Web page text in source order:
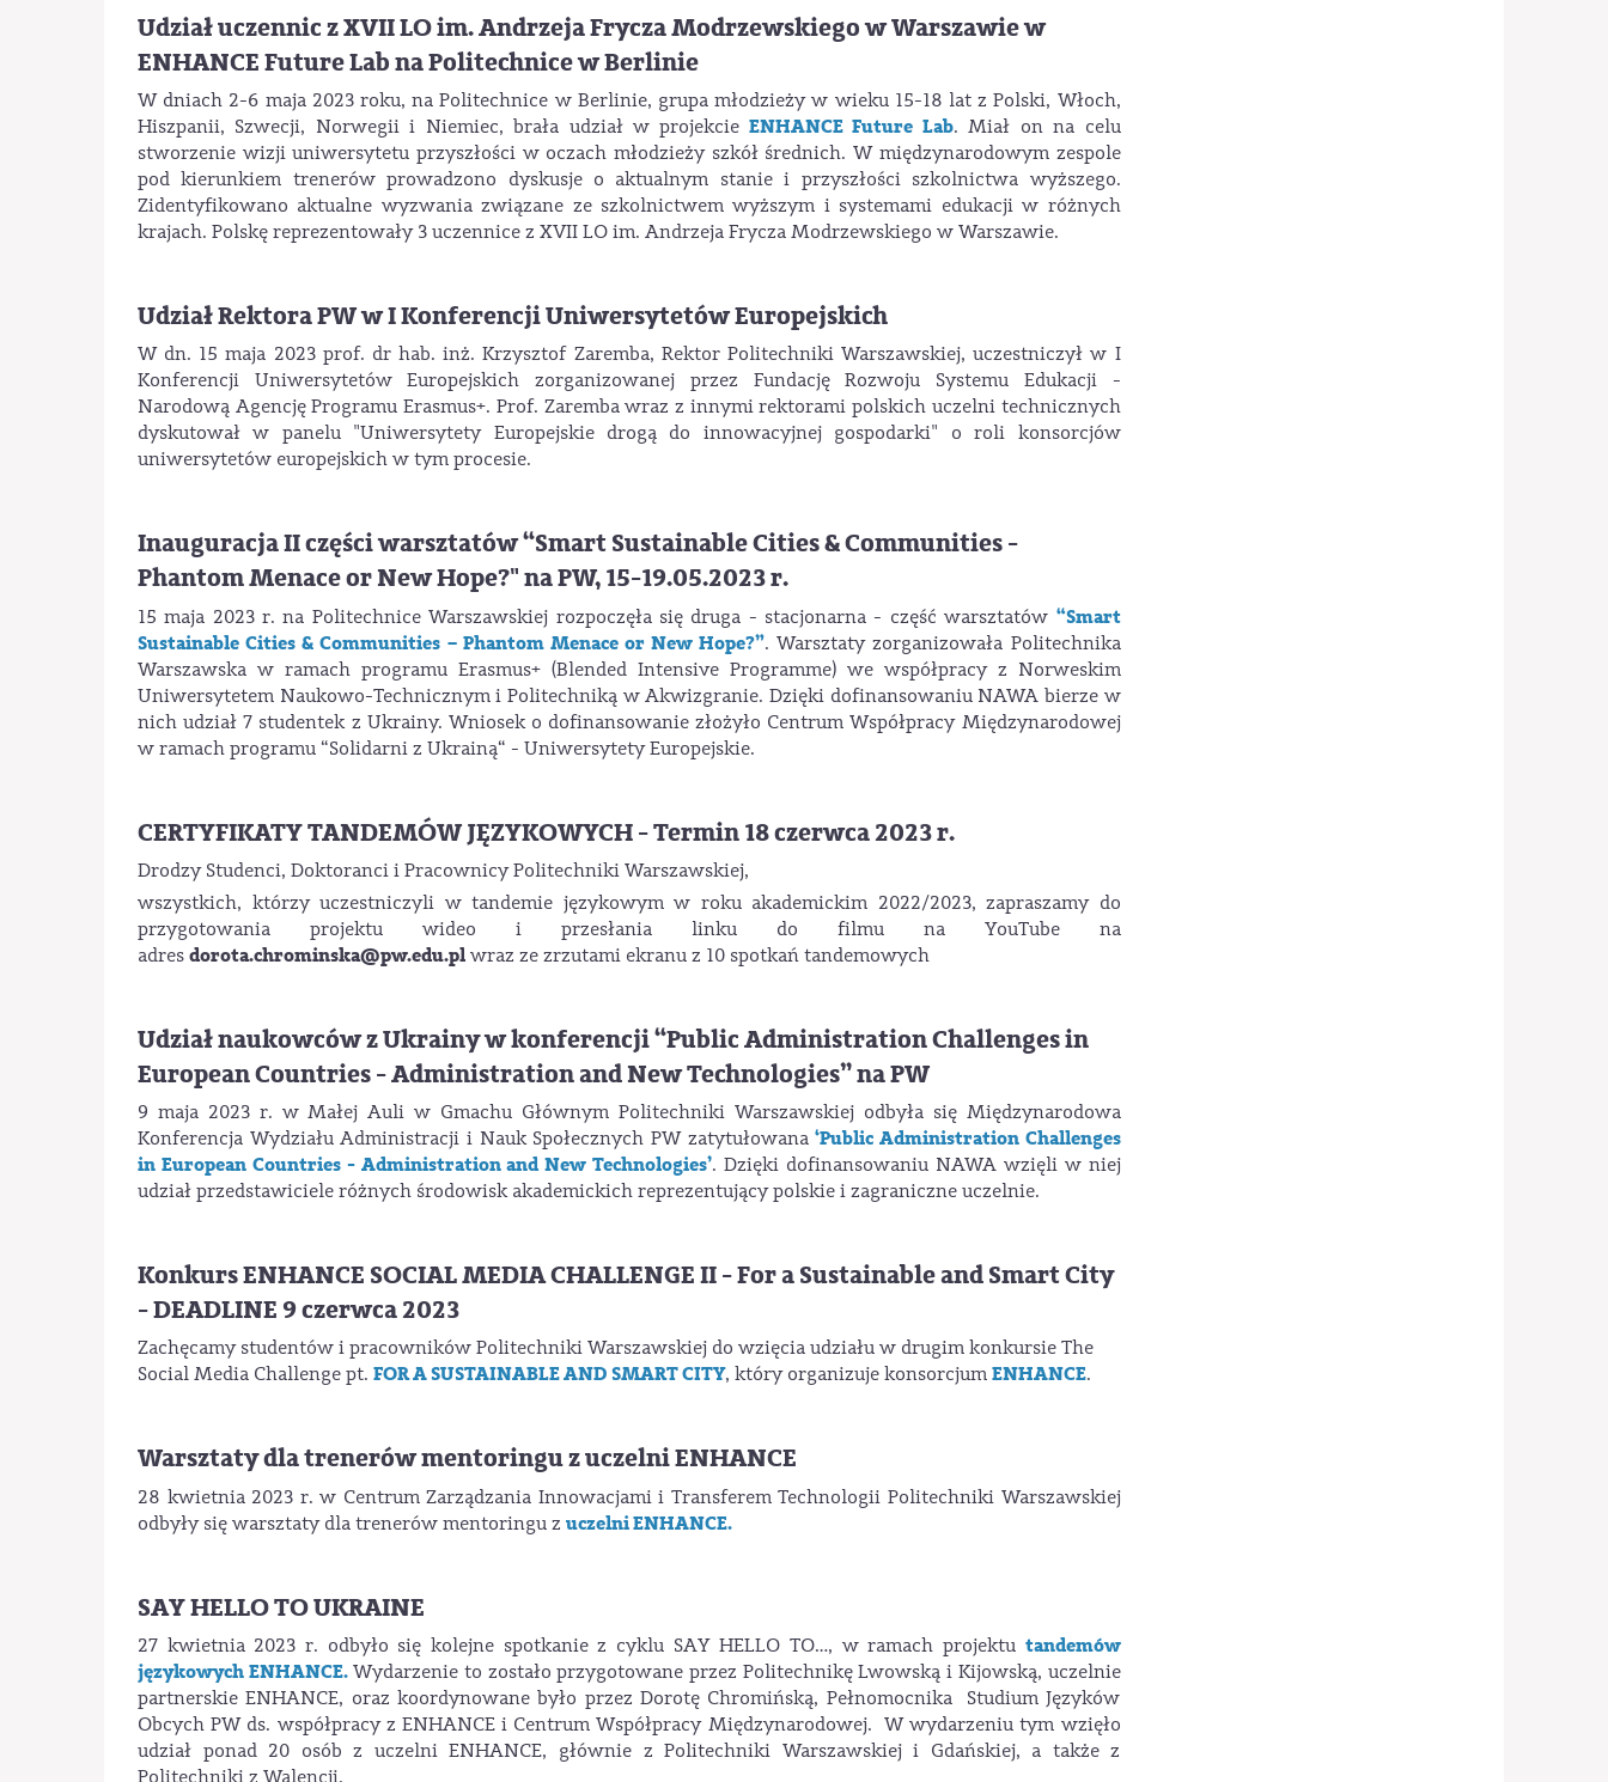
Udział uczennic z XVII LO im. Andrzeja Frycza Modrzewskiego w Warszawie w
ENHANCE Future Lab na Politechnice w Berlinie
W dniach 2-6 maja 2023 roku, na Politechnice w Berlinie, grupa młodzieży w wieku 15-18 lat z Polski, Włoch,
Hiszpanii, Szwecji, Norwegii i Niemiec, brała udział w projekcie ENHANCE Future Lab. Miał on na celu
stworzenie wizji uniwersytetu przyszłości w oczach młodzieży szkół średnich. W międzynarodowym zespole
pod kierunkiem trenerów prowadzono dyskusje o aktualnym stanie i przyszłości szkolnictwa wyższego.
Zidentyfikowano aktualne wyzwania związane ze szkolnictwem wyższym i systemami edukacji w różnych
krajach. Polskę reprezentowały 3 uczennice z XVII LO im. Andrzeja Frycza Modrzewskiego w Warszawie.
Udział Rektora PW w I Konferencji Uniwersytetów Europejskich
W dn. 15 maja 2023 prof. dr hab. inż. Krzysztof Zaremba, Rektor Politechniki Warszawskiej, uczestniczył w I
Konferencji Uniwersytetów Europejskich zorganizowanej przez Fundację Rozwoju Systemu Edukacji -
Narodową Agencję Programu Erasmus+. Prof. Zaremba wraz z innymi rektorami polskich uczelni technicznych
dyskutował w panelu "Uniwersytety Europejskie drogą do innowacyjnej gospodarki" o roli konsorcjów
uniwersytetów europejskich w tym procesie.
Inauguracja II części warsztatów “Smart Sustainable Cities & Communities -
Phantom Menace or New Hope?" na PW, 15-19.05.2023 r.
15 maja 2023 r. na Politechnice Warszawskiej rozpoczęła się druga - stacjonarna - część warsztatów “Smart
Sustainable Cities & Communities – Phantom Menace or New Hope?”. Warsztaty zorganizowała Politechnika
Warszawska w ramach programu Erasmus+ (Blended Intensive Programme) we współpracy z Norweskim
Uniwersytetem Naukowo-Technicznym i Politechniką w Akwizgranie. Dzięki dofinansowaniu NAWA bierze w
nich udział 7 studentek z Ukrainy. Wniosek o dofinansowanie złożyło Centrum Współpracy Międzynarodowej
w ramach programu “Solidarni z Ukrainą“ - Uniwersytety Europejskie.
CERTYFIKATY TANDEMÓW JĘZYKOWYCH - Termin 18 czerwca 2023 r.
Drodzy Studenci, Doktoranci i Pracownicy Politechniki Warszawskiej,
wszystkich, którzy uczestniczyli w tandemie językowym w roku akademickim 2022/2023, zapraszamy do
przygotowania projektu wideo i przesłania linku do filmu na YouTube na
adres dorota.chrominska@pw.edu.pl wraz ze zrzutami ekranu z 10 spotkań tandemowych
Udział naukowców z Ukrainy w konferencji “Public Administration Challenges in
European Countries - Administration and New Technologies” na PW
9 maja 2023 r. w Małej Auli w Gmachu Głównym Politechniki Warszawskiej odbyła się Międzynarodowa
Konferencja Wydziału Administracji i Nauk Społecznych PW zatytułowana‘Public Administration Challenges
in European Countries - Administration and New Technologies’. Dzięki dofinansowaniu NAWA wzięli w niej
udział przedstawiciele różnych środowisk akademickich reprezentujący polskie i zagraniczne uczelnie.
Konkurs ENHANCE SOCIAL MEDIA CHALLENGE II - For a Sustainable and Smart City
- DEADLINE 9 czerwca 2023
Zachęcamy studentów i pracowników Politechniki Warszawskiej do wzięcia udziału w drugim konkursie The
Social Media Challenge pt. FOR A SUSTAINABLE AND SMART CITY, który organizuje konsorcjum ENHANCE.
Warsztaty dla trenerów mentoringu z uczelni ENHANCE
28 kwietnia 2023 r. w Centrum Zarządzania Innowacjami i Transferem Technologii Politechniki Warszawskiej
odbyły się warsztaty dla trenerów mentoringu z uczelni ENHANCE.
SAY HELLO TO UKRAINE
27 kwietnia 2023 r. odbyło się kolejne spotkanie z cyklu SAY HELLO TO…, w ramach projektu tandemów
językowych ENHANCE.Wydarzenie to zostało przygotowane przez Politechnikę Lwowską i Kijowską, uczelnie
partnerskie ENHANCE, oraz koordynowane było przez Dorotę Chromińską, Pełnomocnika Studium Języków
Obcych PW ds. współpracy z ENHANCE i Centrum Współpracy Międzynarodowej. W wydarzeniu tym wzięło
udział ponad 20 osób z uczelni ENHANCE, głównie z Politechniki Warszawskiej i Gdańskiej, a także z